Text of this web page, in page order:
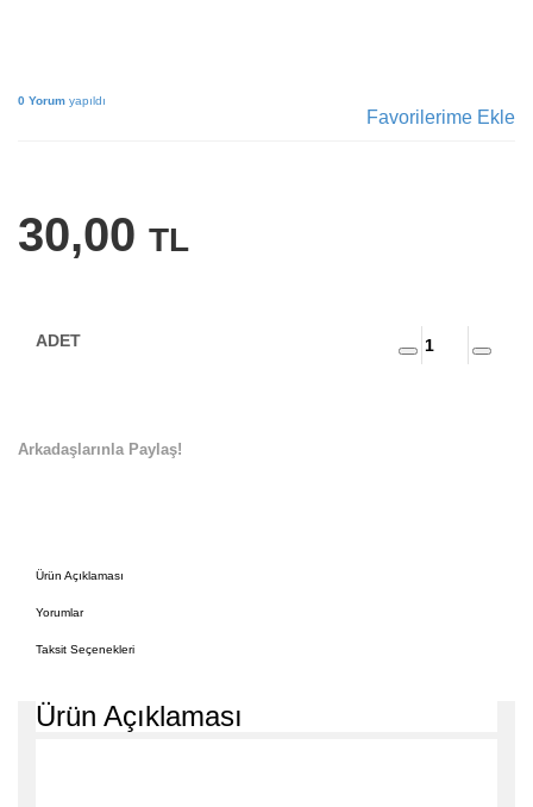
0 Yorum yapıldı
Favorilerime Ekle
30,00 TL
Arkadaşlarınla Paylaş!
Ürün Açıklaması
Yorumlar
Taksit Seçenekleri
Ürün Açıklaması